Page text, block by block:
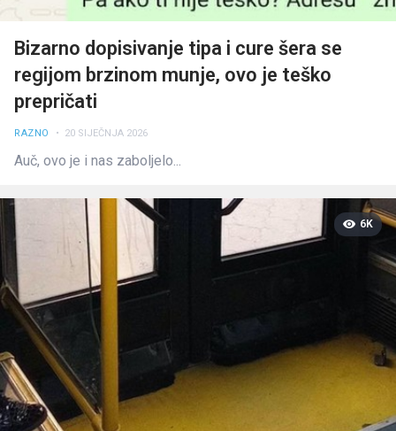
Bizarno dopisivanje tipa i cure šera se
regijom brzinom munje, ovo je teško
prepričati
RAZNO • 20 SIJEČNJA 2026
Auč, ovo je i nas zaboljelo...
6K